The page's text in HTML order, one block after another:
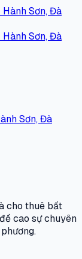
Sơn, Đà
cho thuê bất
cao sự chuyên